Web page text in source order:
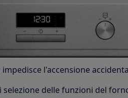
impedisce l'accensione
selezione delle funzioni del